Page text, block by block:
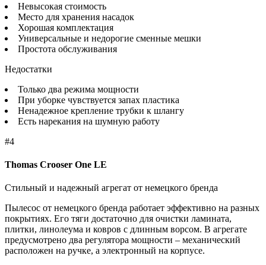
Невысокая стоимость
Место для хранения насадок
Хорошая комплектация
Универсальные и недорогие сменные мешки
Простота обслуживания
Недостатки
Только два режима мощности
При уборке чувствуется запах пластика
Ненадежное крепление трубки к шлангу
Есть нарекания на шумную работу
#4
Thomas Crooser One LE
Стильный и надежный агрегат от немецкого бренда
Пылесос от немецкого бренда работает эффективно на разных
покрытиях. Его тяги достаточно для очистки ламината,
плитки, линолеума и ковров с длинным ворсом. В агрегате
предусмотрено два регулятора мощности – механический
расположен на ручке, а электронный на корпусе.